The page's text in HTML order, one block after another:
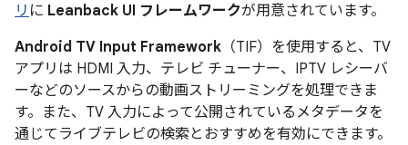
リ に Leanback UI フレームワークが用意されています。
Android TV Input Framework （TIF）を使用すると、TV
アプリは HDMI 入力、テレビ チューナー、IPTV レシーバ
ーなどのソースからの動画ストリーミングを処理できま
す。また、TV 入力によって公開されているメタデータを
通じてライブテレビの検索とおすすめを有効にできます。